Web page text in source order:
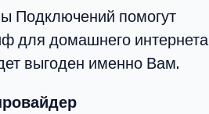
Подключений помогут
для домашнего интернета
выгоден именно Вам.